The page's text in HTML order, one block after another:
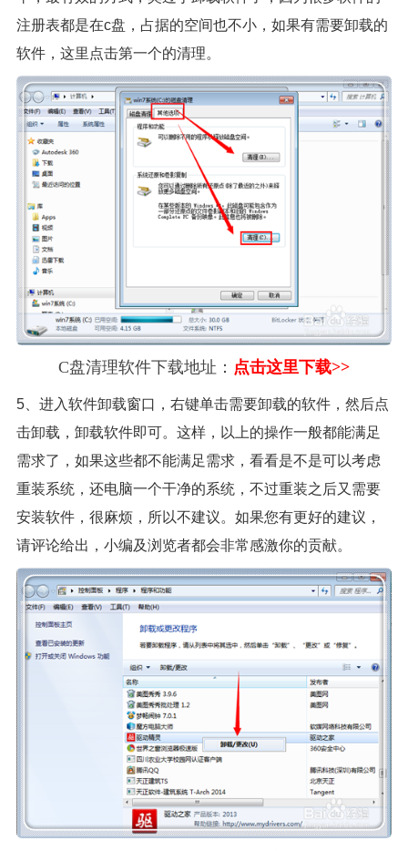
注册表都是在c盘，占据的空间也不小，如果有需要卸载的
软件，这里点击第一个的清理。
C盘清理软件下载地址： 点击这里下载>>
5、进入软件卸载窗口，右键单击需要卸载的软件，然后点
击卸载，卸载软件即可。这样，以上的操作一般都能满足
需求了，如果这些都不能满足需求，看看是不是可以考虑
重装系统，还电脑一个干净的系统，不过重装之后又需要
安装软件，很麻烦，所以不建议。如果您有更好的建议，
请评论给出，小编及浏览者都会非常感激你的贡献。